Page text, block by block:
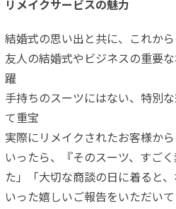
リメイクサービスの魅力
結婚式の思い出と共に、これか
友人の結婚式やビジネスの重要
躍
手持ちのスーツにはない、特別
て重宝
実際にリメイクされたお客様か
いったら、『そのスーツ、すご
た」「大切な商談の日に着ると
いった嬉しいご報告をいただいて